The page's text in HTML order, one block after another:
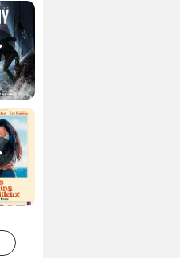
Les Matins merveilleux Bande-annonce VF